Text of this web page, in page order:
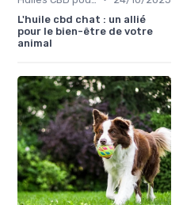
L'huile cbd chat : un allié
pour le bien-être de votre
animal